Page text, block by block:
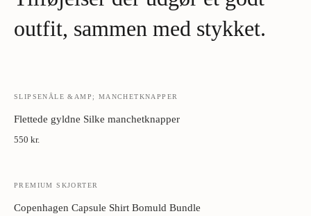
outfit, sammen med stykket.
SLIPSENÅLE &AMP; MANCHETKNAPPER
Flettede gyldne Silke manchetknapper
550 kr.
PREMIUM SKJORTER
Copenhagen Capsule Shirt Bomuld Bundle